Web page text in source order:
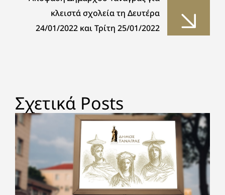
κλειστά σχολεία τη Δευτέρα
24/01/2022 και Τρίτη 25/01/2022
Σχετικά Posts